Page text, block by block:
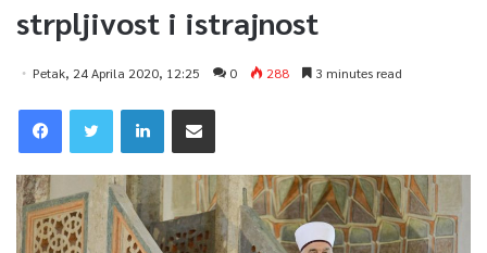
strpljivost i istrajnost
Petak, 24 Aprila 2020, 12:25 0 288 3 minutes read